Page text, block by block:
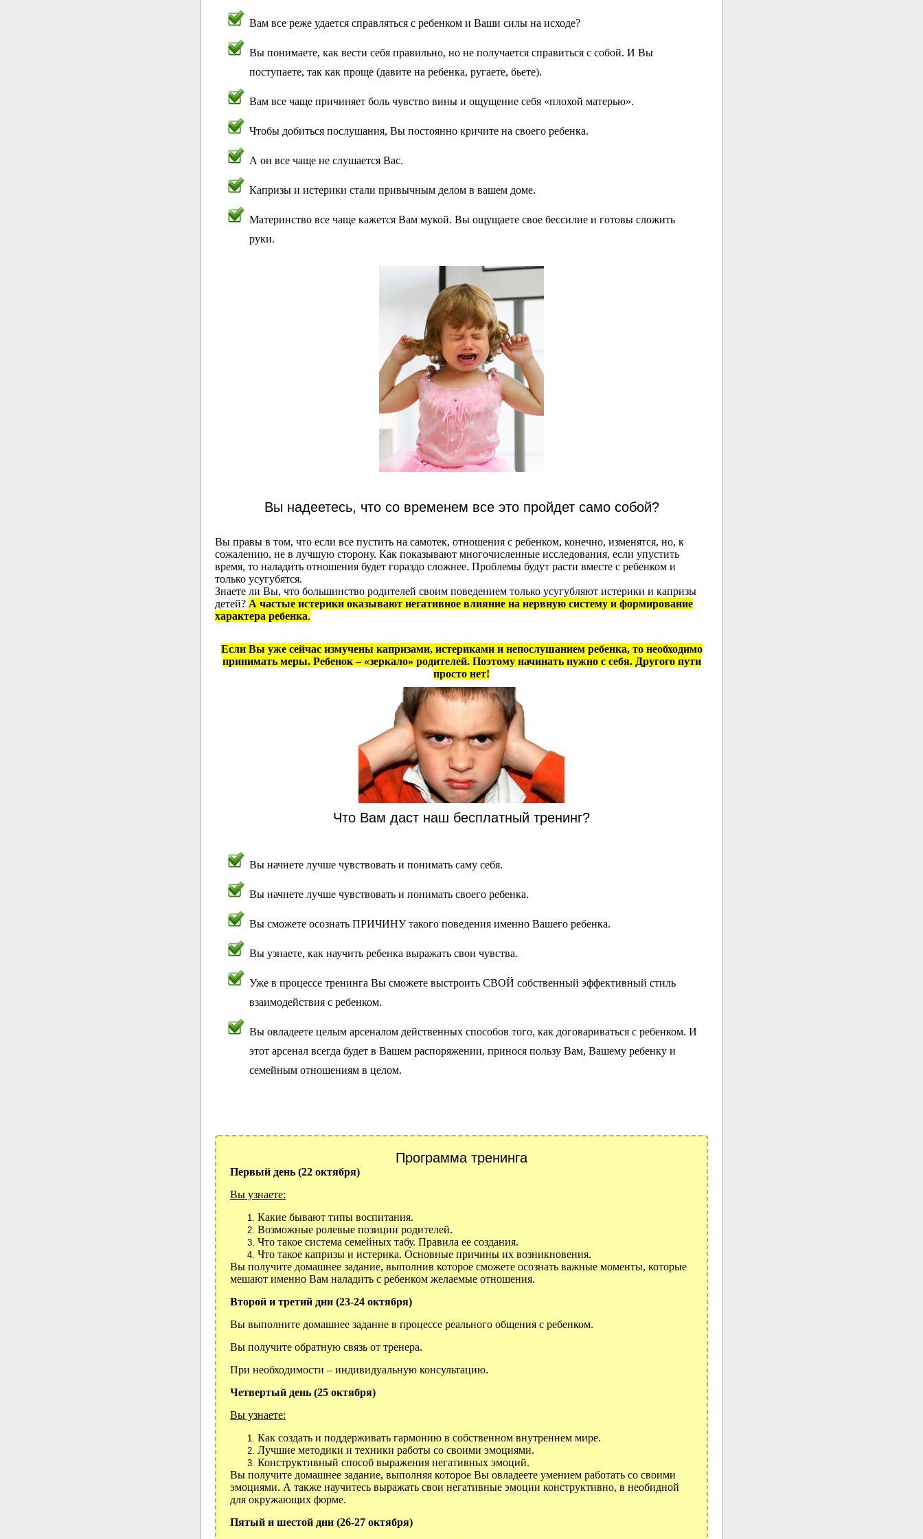
Вам все реже удается справляться с ребенком и Ваши силы на исходе?
Вы понимаете, как вести себя правильно, но не получается справиться с собой. И Вы
поступаете, так как проще (давите на ребенка, ругаете, бьете).
Вам все чаще причиняет боль чувство вины и ощущение себя «плохой матерью».
Чтобы добиться послушания, Вы постоянно кричите на своего ребенка.
А он все чаще не слушается Вас.
Капризы и истерики стали привычным делом в вашем доме.
Материнство все чаще кажется Вам мукой. Вы ощущаете свое бессилие и готовы сложить
руки.
Вы надеетесь, что со временем все это пройдет само собой?
Вы правы в том, что если все пустить на самотек, отношения с ребенком, конечно, изменятся, но, к
сожалению, не в лучшую сторону. Как показывают многочисленные исследования, если упустить
время, то наладить отношения будет гораздо сложнее. Проблемы будут расти вместе с ребенком и
только усугубятся.
Знаете ли Вы, что большинство родителей своим поведением только усугубляют истерики и капризы
детей? А частые истерики оказывают негативное влияние на нервную систему и формирование
характера ребенка.
Если Вы уже сейчас измучены капризами, истериками и непослушанием ребенка, то необходимо
принимать меры. Ребенок – «зеркало» родителей. Поэтому начинать нужно с себя. Другого пути
просто нет!
Что Вам даст наш бесплатный тренинг?
Вы начнете лучше чувствовать и понимать саму себя.
Вы начнете лучше чувствовать и понимать своего ребенка.
Вы сможете осознать ПРИЧИНУ такого поведения именно Вашего ребенка.
Вы узнаете, как научить ребенка выражать свои чувства.
Уже в процессе тренинга Вы сможете выстроить СВОЙ собственный эффективный стиль
взаимодействия с ребенком.
Вы овладеете целым арсеналом действенных способов того, как договариваться с ребенком. И
этот арсенал всегда будет в Вашем распоряжении, принося пользу Вам, Вашему ребенку и
семейным отношениям в целом.
Программа тренинга
Первый день (22 октября)
Вы узнаете:
Какие бывают типы воспитания.
Возможные ролевые позиции родителей.
Что такое система семейных табу. Правила ее создания.
Что такое капризы и истерика. Основные причины их возникновения.
Вы получите домашнее задание, выполнив которое сможете осознать важные моменты, которые
мешают именно Вам наладить с ребенком желаемые отношения.
Второй и третий дни (23-24 октября)
Вы выполните домашнее задание в процессе реального общения с ребенком.
Вы получите обратную связь от тренера.
При необходимости – индивидуальную консультацию.
Четвертый день (25 октября)
Вы узнаете:
Как создать и поддерживать гармонию в собственном внутреннем мире.
Лучшие методики и техники работы со своими эмоциями.
Конструктивный способ выражения негативных эмоций.
Вы получите домашнее задание, выполняя которое Вы овладеете умением работать со своими
эмоциями. А также научитесь выражать свои негативные эмоции конструктивно, в необидной
для окружающих форме.
Пятый и шестой дни (26-27 октября)